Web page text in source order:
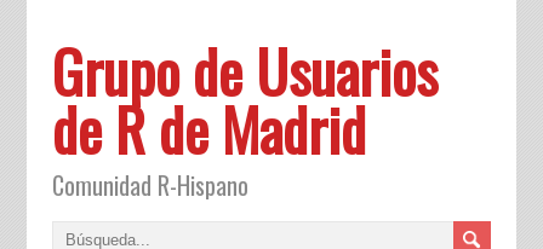
Grupo de Usuarios
de R de Madrid
Comunidad R-Hispano